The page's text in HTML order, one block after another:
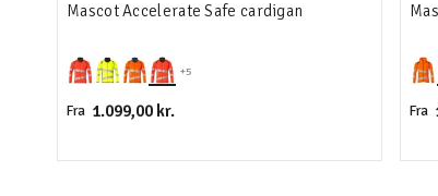
+5
Mascot Accelerate Safe cardigan
Fra 1.099,00 kr. Fra